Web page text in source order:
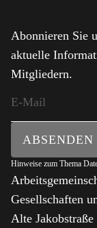
Abonnieren Sie
aktuelle
Mitgliedern.
ABSENDEN
Hinweise zum Thema
Gesellschaften
Alte